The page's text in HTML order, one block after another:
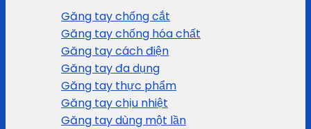
Găng tay chống cắt
Găng tay chống hóa chất
Găng tay cách điện
Găng tay đa dụng
Găng tay thực phẩm
Găng tay chịu nhiệt
Găng tay dùng một lần